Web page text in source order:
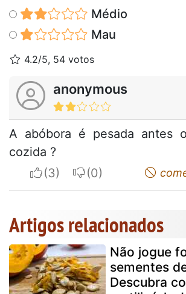
Médio
Mau
4.2/5, 54 votos
anonymous
A abóbora é pesada antes
cozida ?
I apreciateI do not
Artigos relacionados
Não jogue
sementes
Descubra